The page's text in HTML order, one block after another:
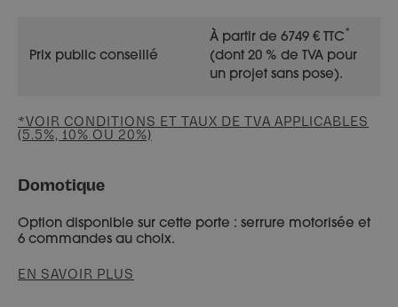
Prix public conseillé
À partir de 6749 € TTC *
(dont 20 % de TVA pour
un projet sans pose).
*VOIR CONDITIONS ET TAUX DE TVA APPLICABLES
(5.5%, 10% OU 20%)
Domotique
Option disponible sur cette porte : serrure motorisée et
6 commandes au choix.
EN SAVOIR PLUS